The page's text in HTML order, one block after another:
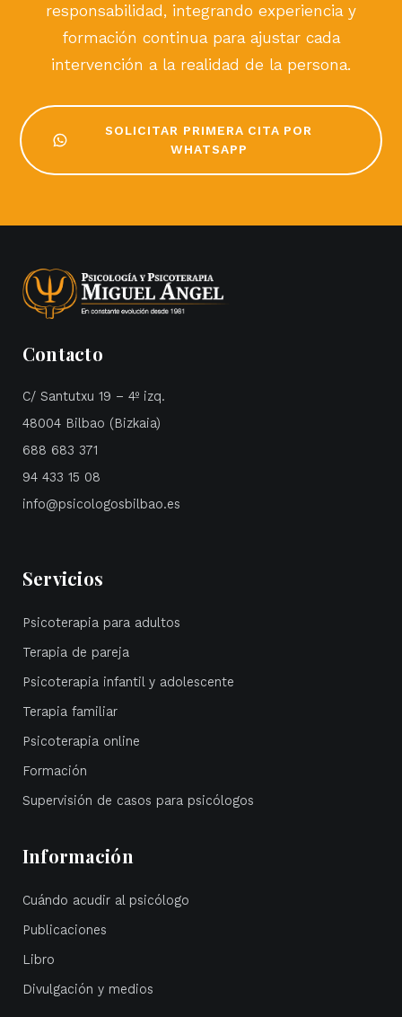
responsabilidad, integrando experiencia y
formación continua para ajustar cada
intervención a la realidad de la persona.
SOLICITAR PRIMERA CITA POR
WHATSAPP
Contacto
C/ Santutxu 19 – 4º izq.
48004 Bilbao (Bizkaia)
688 683 371
94 433 15 08
info@psicologosbilbao.es
Servicios
Psicoterapia para adultos
Terapia de pareja
Psicoterapia infantil y adolescente
Terapia familiar
Psicoterapia online
Formación
Supervisión de casos para psicólogos
Información
Cuándo acudir al psicólogo
Publicaciones
Libro
Divulgación y medios